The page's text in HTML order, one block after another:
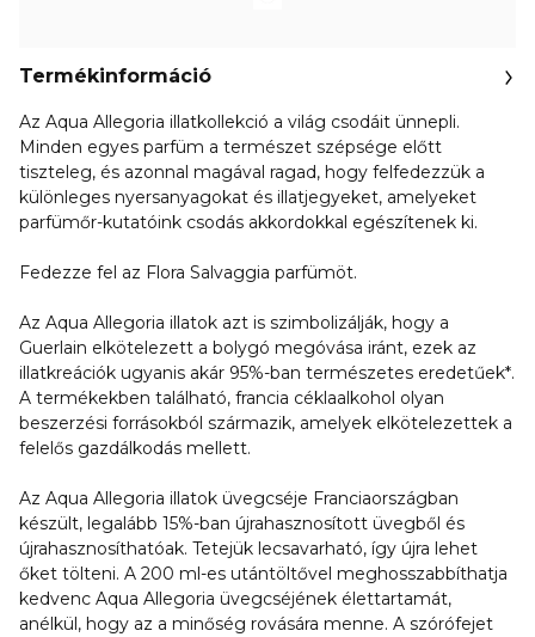
Termékinformáció
Az Aqua Allegoria illatkollekció a világ csodáit ünnepli.
Minden egyes parfüm a természet szépsége előtt
tiszteleg, és azonnal magával ragad, hogy felfedezzük a
különleges nyersanyagokat és illatjegyeket, amelyeket
parfümőr-kutatóink csodás akkordokkal egészítenek ki.
Fedezze fel az Flora Salvaggia parfümöt.
Az Aqua Allegoria illatok azt is szimbolizálják, hogy a
Guerlain elkötelezett a bolygó megóvása iránt, ezek az
illatkreációk ugyanis akár 95%-ban természetes eredetűek*.
A termékekben található, francia céklaalkohol olyan
beszerzési forrásokból származik, amelyek elkötelezettek a
felelős gazdálkodás mellett.
Az Aqua Allegoria illatok üvegcséje Franciaországban
készült, legalább 15%-ban újrahasznosított üvegből és
újrahasznosíthatóak. Tetejük lecsavarható, így újra lehet
őket tölteni. A 200 ml-es utántöltővel meghosszabbíthatja
kedvenc Aqua Allegoria üvegcséjének élettartamát,
anélkül, hogy az a minőség rovására menne. A szórófejet